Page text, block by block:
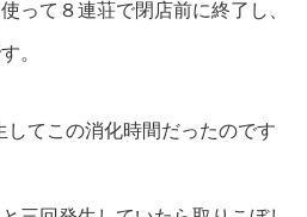
って８連荘で閉店前に終了し、
。
してこの消化時間だったのです